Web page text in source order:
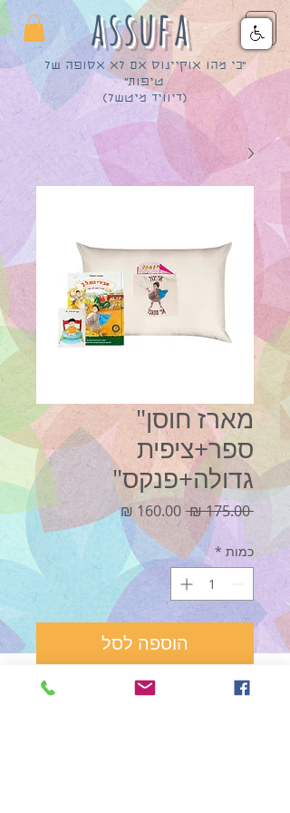
assufa
״כי מהו אוקיינוס אם לא אסופה של
טיפות״
(דיוויד מיטשל)
מארז חוסן"
ספר+ציפית
גדולה+פנקס"
‏175.00 ‏₪
מחיר
רגיל
מחיר
מבצע
כמות *
הוספה לסל
לקנייה מהירה